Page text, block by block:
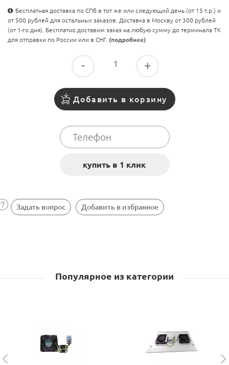
Бесплатная доставка по СПб в тот же или следующий день (от 15 т.р.) и
от 500 рублей для остальных заказов. Доставка в Москву от 300 рублей
(от 1-го дня). Бесплатно доставим заказ на любую сумму до терминала ТК
для отправки по России или в СНГ. (подробнее)
- +
Добавить в корзину
Задать вопрос Добавить в избранное
Популярное из категории